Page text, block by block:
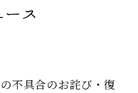
ース
不具合のお詫び・復